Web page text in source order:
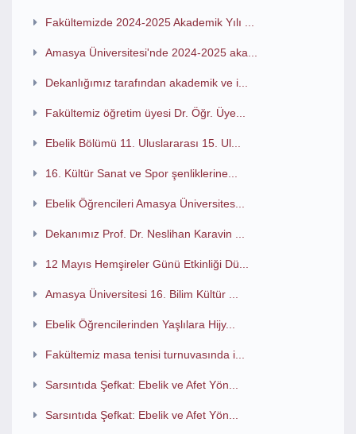
Fakültemizde 2024-2025 Akademik Yılı ...
Amasya Üniversitesi'nde 2024-2025 aka...
Dekanlığımız tarafından akademik ve i...
Fakültemiz öğretim üyesi Dr. Öğr. Üye...
Ebelik Bölümü 11. Uluslararası 15. Ul...
16. Kültür Sanat ve Spor şenliklerine...
Ebelik Öğrencileri Amasya Üniversites...
Dekanımız Prof. Dr. Neslihan Karavin ...
12 Mayıs Hemşireler Günü Etkinliği Dü...
Amasya Üniversitesi 16. Bilim Kültür ...
Ebelik Öğrencilerinden Yaşlılara Hijy...
Fakültemiz masa tenisi turnuvasında i...
Sarsıntıda Şefkat: Ebelik ve Afet Yön...
Sarsıntıda Şefkat: Ebelik ve Afet Yön...